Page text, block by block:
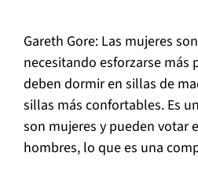
Gareth Gore: Las mujeres
necesitando esforzarse más
deben dormir en sillas de
sillas más confortables. Es
son mujeres y pueden votar
hombres, lo que es una